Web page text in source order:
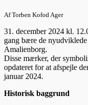
Af Torben Kofod Ager
31. december 2024 kl.
gang bære de
Amalienborg.
Disse mærker, der
opdateret for at afspejle
januar 2024.
Historisk baggrund